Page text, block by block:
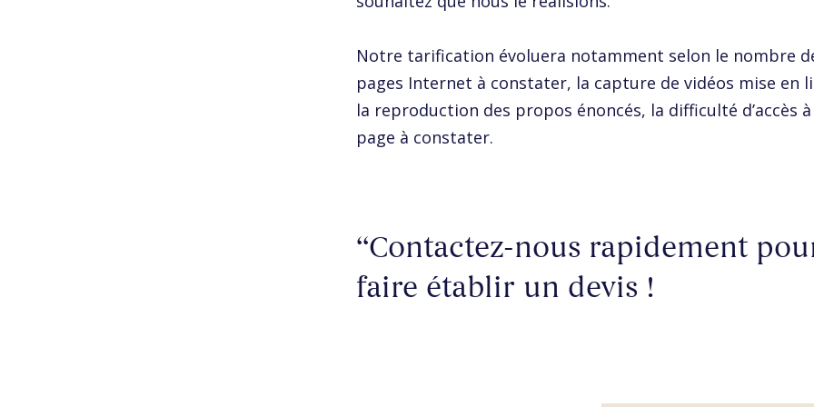
Notre tarification évoluera notamment selon le nombre
pages Internet à constater, la capture de vidéos mise en
la reproduction des propos énoncés, la difficulté d’accès
page à constater.
Contactez-nous rapidement
faire établir un devis !